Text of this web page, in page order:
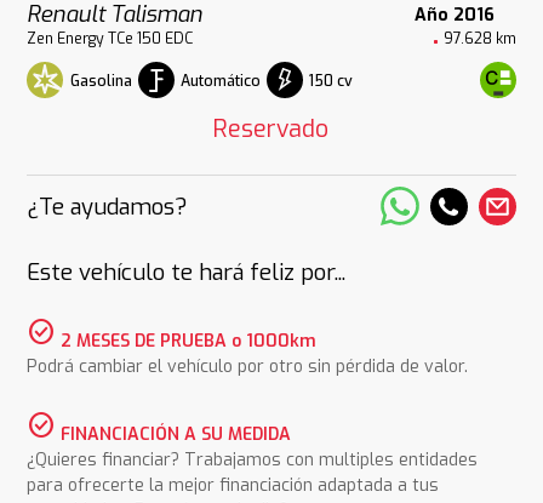
Renault Talisman Año 2016
Zen Energy TCe 150 EDC 97.628 km
Gasolina Automático 150 cv
Reservado
¿Te ayudamos?
Este vehículo te hará feliz por...
check_circle 2 MESES DE PRUEBA o 1000km
Podrá cambiar el vehículo por otro sin pérdida de valor.
check_circle FINANCIACIÓN A SU MEDIDA
¿Quieres financiar? Trabajamos con multiples entidades
para ofrecerte la mejor financiación adaptada a tus